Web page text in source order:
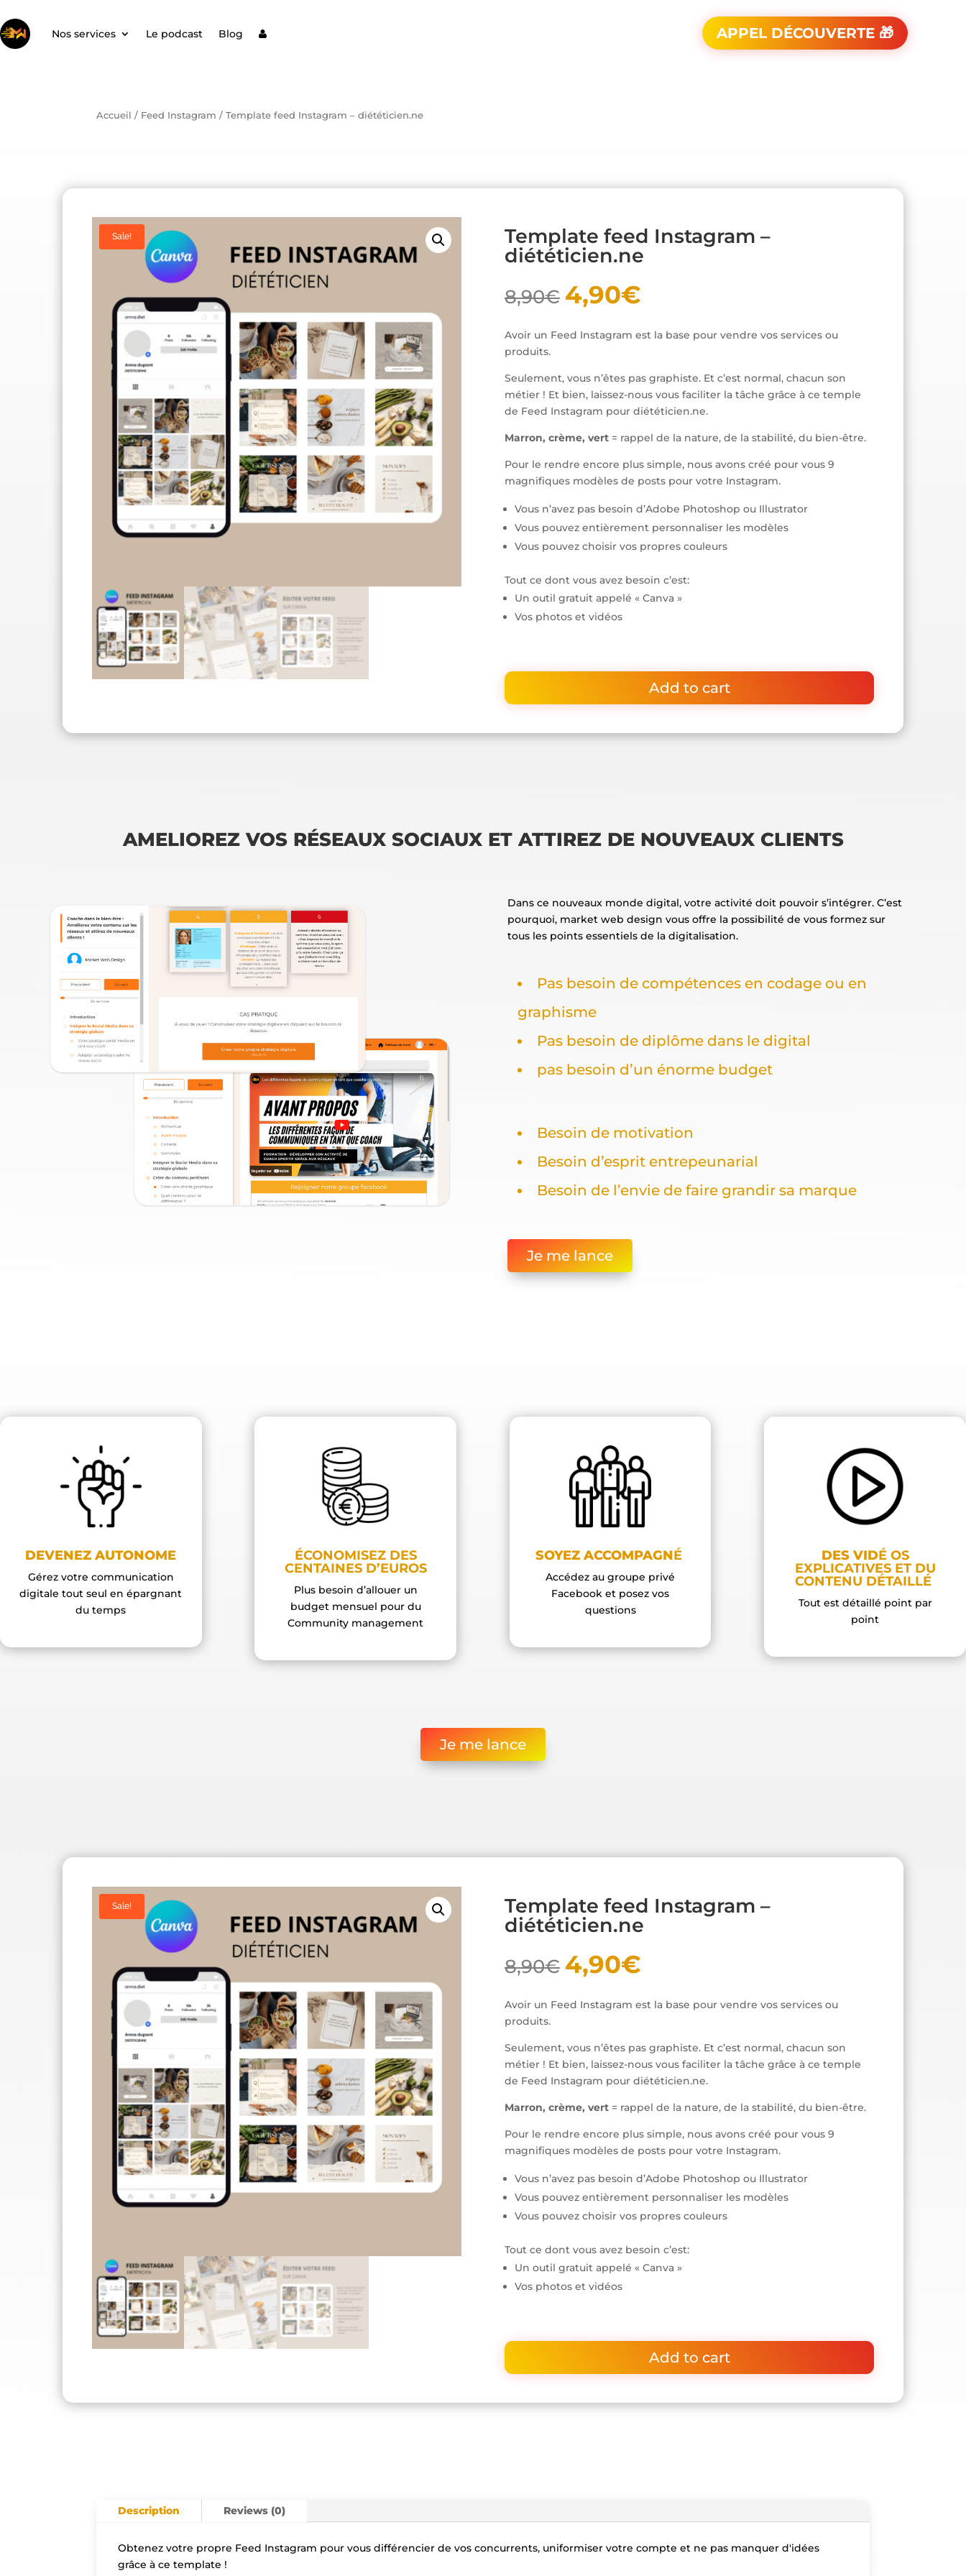
Nos services Le podcast Blog APPEL DÉCOUVERTE 🎁
Accueil / Feed Instagram / Template feed Instagram – diététicien.ne
Sale!
Template feed Instagram –
diététicien.ne
8,90€ 4,90€
Avoir un Feed Instagram est la base pour vendre vos services ou
produits.
Seulement, vous n’êtes pas graphiste. Et c’est normal, chacun son
métier ! Et bien, laissez-nous vous faciliter la tâche grâce à ce temple
de Feed Instagram pour diététicien.ne.
Marron, crème, vert = rappel de la nature, de la stabilité, du bien-être.
Pour le rendre encore plus simple, nous avons créé pour vous 9
magnifiques modèles de posts pour votre Instagram.
Vous n’avez pas besoin d’Adobe Photoshop ou Illustrator
Vous pouvez entièrement personnaliser les modèles
Vous pouvez choisir vos propres couleurs
Tout ce dont vous avez besoin c’est:
Un outil gratuit appelé « Canva »
Vos photos et vidéos
Add to cart
AMELIOREZ VOS RÉSEAUX SOCIAUX ET ATTIREZ DE NOUVEAUX CLIENTS
Dans ce nouveaux monde digital, votre activité doit pouvoir s’intégrer. C’est
pourquoi, market web design vous offre la possibilité de vous formez sur
tous les points essentiels de la digitalisation.
Pas besoin de compétences en codage ou en
graphisme
Pas besoin de diplôme dans le digital
pas besoin d’un énorme budget
Besoin de motivation
Besoin d’esprit entrepeunarial
Besoin de l’envie de faire grandir sa marque
Je me lance
DEVENEZ AUTONOME
Gérez votre communication
digitale tout seul en épargnant
du temps
ÉCONOMISEZ DES
CENTAINES D’EUROS
Plus besoin d’allouer un
budget mensuel pour du
Community management
SOYEZ ACCOMPAGNÉ
Accédez au groupe privé
Facebook et posez vos
questions
DES VIDÉOS
EXPLICATIVES ET DU
CONTENU DÉTAILLÉ
Tout est détaillé point par
point
Je me lance
Sale!
Template feed Instagram –
diététicien.ne
8,90€ 4,90€
Avoir un Feed Instagram est la base pour vendre vos services ou
produits.
Seulement, vous n’êtes pas graphiste. Et c’est normal, chacun son
métier ! Et bien, laissez-nous vous faciliter la tâche grâce à ce temple
de Feed Instagram pour diététicien.ne.
Marron, crème, vert = rappel de la nature, de la stabilité, du bien-être.
Pour le rendre encore plus simple, nous avons créé pour vous 9
magnifiques modèles de posts pour votre Instagram.
Vous n’avez pas besoin d’Adobe Photoshop ou Illustrator
Vous pouvez entièrement personnaliser les modèles
Vous pouvez choisir vos propres couleurs
Tout ce dont vous avez besoin c’est:
Un outil gratuit appelé « Canva »
Vos photos et vidéos
Add to cart
Description Reviews (0)
Obtenez votre propre Feed Instagram pour vous différencier de vos concurrents, uniformiser votre compte et ne pas manquer d'idées
grâce à ce template !